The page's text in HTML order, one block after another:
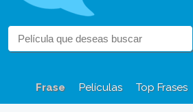
Frase
Películas Top Frases